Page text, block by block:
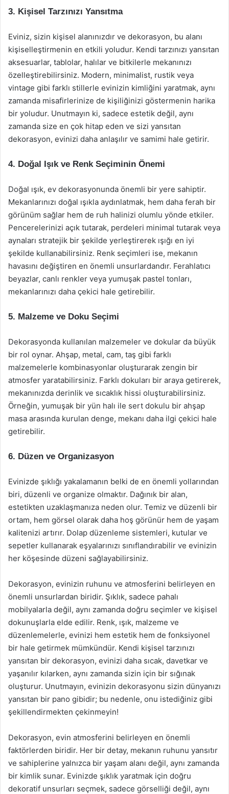
3. Kişisel Tarzınızı Yansıtma
Eviniz, sizin kişisel alanınızdır ve dekorasyon, bu alanı
kişiselleştirmenin en etkili yoludur. Kendi tarzınızı yansıtan
aksesuarlar, tablolar, halılar ve bitkilerle mekanınızı
özelleştirebilirsiniz. Modern, minimalist, rustik veya
vintage gibi farklı stillerle evinizin kimliğini yaratmak, aynı
zamanda misafirlerinize de kişiliğinizi göstermenin harika
bir yoludur. Unutmayın ki, sadece estetik değil, aynı
zamanda size en çok hitap eden ve sizi yansıtan
dekorasyon, evinizi daha anlaşılır ve samimi hale getirir.
4. Doğal Işık ve Renk Seçiminin Önemi
Doğal ışık, ev dekorasyonunda önemli bir yere sahiptir.
Mekanlarınızı doğal ışıkla aydınlatmak, hem daha ferah bir
görünüm sağlar hem de ruh halinizi olumlu yönde etkiler.
Pencerelerinizi açık tutarak, perdeleri minimal tutarak veya
aynaları stratejik bir şekilde yerleştirerek ışığı en iyi
şekilde kullanabilirsiniz. Renk seçimleri ise, mekanın
havasını değiştiren en önemli unsurlardandır. Ferahlatıcı
beyazlar, canlı renkler veya yumuşak pastel tonları,
mekanlarınızı daha çekici hale getirebilir.
5. Malzeme ve Doku Seçimi
Dekorasyonda kullanılan malzemeler ve dokular da büyük
bir rol oynar. Ahşap, metal, cam, taş gibi farklı
malzemelerle kombinasyonlar oluşturarak zengin bir
atmosfer yaratabilirsiniz. Farklı dokuları bir araya getirerek,
mekanınızda derinlik ve sıcaklık hissi oluşturabilirsiniz.
Örneğin, yumuşak bir yün halı ile sert dokulu bir ahşap
masa arasında kurulan denge, mekanı daha ilgi çekici hale
getirebilir.
6. Düzen ve Organizasyon
Evinizde şıklığı yakalamanın belki de en önemli yollarından
biri, düzenli ve organize olmaktır. Dağınık bir alan,
estetikten uzaklaşmanıza neden olur. Temiz ve düzenli bir
ortam, hem görsel olarak daha hoş görünür hem de yaşam
kalitenizi artırır. Dolap düzenleme sistemleri, kutular ve
sepetler kullanarak eşyalarınızı sınıflandırabilir ve evinizin
her köşesinde düzeni sağlayabilirsiniz.
Dekorasyon, evinizin ruhunu ve atmosferini belirleyen en
önemli unsurlardan biridir. Şıklık, sadece pahalı
mobilyalarla değil, aynı zamanda doğru seçimler ve kişisel
dokunuşlarla elde edilir. Renk, ışık, malzeme ve
düzenlemelerle, evinizi hem estetik hem de fonksiyonel
bir hale getirmek mümkündür. Kendi kişisel tarzınızı
yansıtan bir dekorasyon, evinizi daha sıcak, davetkar ve
yaşanılır kılarken, aynı zamanda sizin için bir sığınak
oluşturur. Unutmayın, evinizin dekorasyonu sizin dünyanızı
yansıtan bir pano gibidir; bu nedenle, onu istediğiniz gibi
şekillendirmekten çekinmeyin!
Dekorasyon, evin atmosferini belirleyen en önemli
faktörlerden biridir. Her bir detay, mekanın ruhunu yansıtır
ve sahiplerine yalnızca bir yaşam alanı değil, aynı zamanda
bir kimlik sunar. Evinizde şıklık yaratmak için doğru
dekoratif unsurları seçmek, sadece görselliği değil, aynı